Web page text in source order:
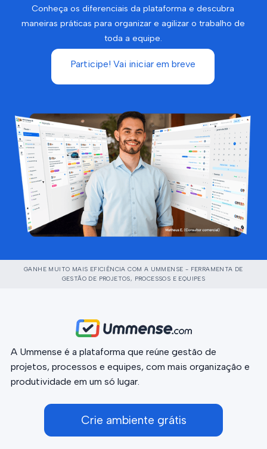
Conheça os diferenciais da plataforma e descubra
maneiras práticas para organizar e agilizar o trabalho de
toda a equipe.
Participe! Vai iniciar em breve
GANHE MUITO MAIS EFICIÊNCIA COM A UMMENSE - FERRAMENTA DE
GESTÃO DE PROJETOS, PROCESSOS E EQUIPES
A Ummense é a plataforma que reúne gestão de
projetos, processos e equipes, com mais organização e
produtividade em um só lugar.
Crie ambiente grátis